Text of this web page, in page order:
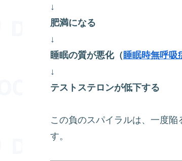
↓
肥満になる
↓
睡眠の質が悪化（ 睡眠時無呼吸
↓
テストステロンが低下する
この負のスパイラルは、一度
す。